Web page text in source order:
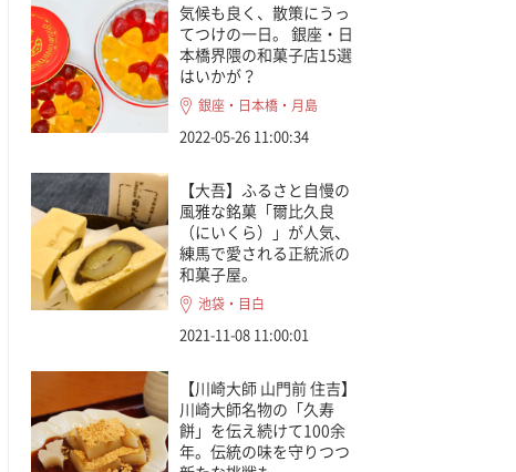
気候も良く、散策にうっ
てつけの一日。 銀座・日
本橋界隈の和菓子店15選
はいかが？
銀座・日本橋・月島
2022-05-26 11:00:34
【大吾】ふるさと自慢の
風雅な銘菓「爾比久良
（にいくら）」が人気、
練馬で愛される正統派の
和菓子屋。
池袋・目白
2021-11-08 11:00:01
【川崎大師 山門前 住吉】
川崎大師名物の「久寿
餅」を伝え続けて100余
年。伝統の味を守りつつ